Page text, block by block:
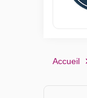
Accueil